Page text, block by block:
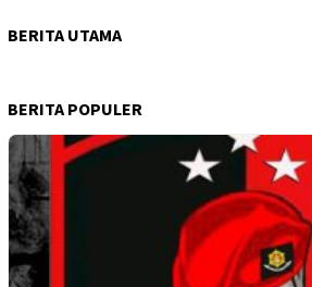
BERITA UTAMA
BERITA POPULER